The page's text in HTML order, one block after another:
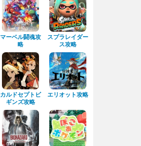
マーベル闘魂攻
略
スプラレイダー
ス攻略
カルドセプトビ
ギンズ攻略
エリオット攻略